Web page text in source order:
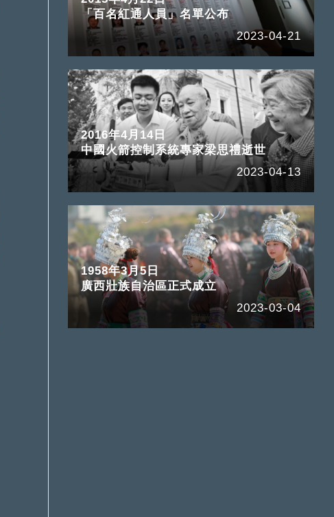
「百名紅通人員」名單公布
2023-04-21
2016年4月14日
中國火箭控制系統專家梁思禮逝世
2023-04-13
1958年3月5日
廣西壯族自治區正式成立
2023-03-04